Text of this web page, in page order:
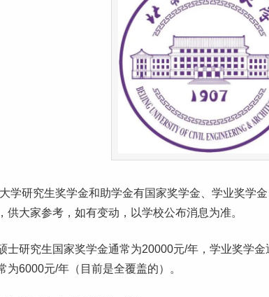
学研究生奖学金和助学金有国家奖学金、学业奖学
供大家参考，如有变动，以学校公布消息为准。
士研究生国家奖学金通常为20000元/年，学业奖学
为6000元/年（目前是全覆盖的）。